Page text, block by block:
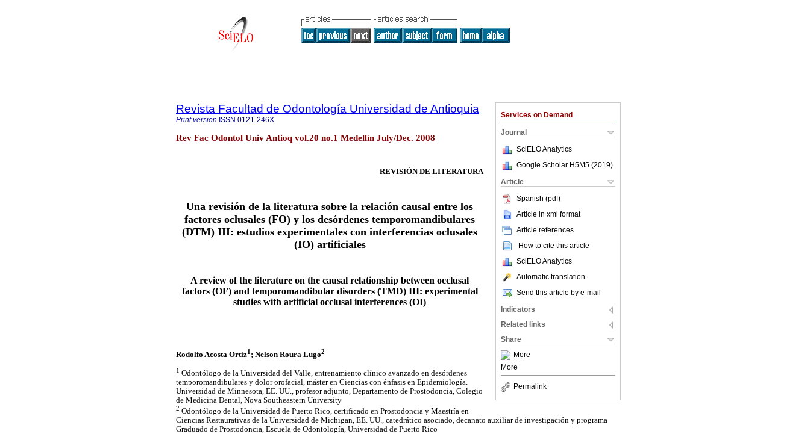
Services on Demand
Journal
SciELO Analytics
Google Scholar H5M5 (2019)
Article
Spanish (pdf)
Article in xml format
Article references
How to cite this article
SciELO Analytics
Automatic translation
Send this article by e-mail
Indicators
Related links
Share
More
More
Permalink
Revista Facultad de Odontología Universidad de Antioquia
Print version ISSN 0121-246X
Rev Fac Odontol Univ Antioq vol.20 no.1 Medellín July/Dec. 2008
REVISIÓN DE LITERATURA
Una revisión de la literatura sobre la relación causal entre los
factores oclusales (FO) y los desórdenes temporomandibulares
(DTM) III: estudios experimentales con interferencias oclusales
(IO) artificiales
A review of the literature on the causal relationship between occlusal
factors (OF) and temporomandibular disorders (TMD) III: experimental
studies with artificial occlusal interferences (OI)
Rodolfo Acosta Ortiz1 ; Nelson Roura Lugo2
1 Odontólogo de la Universidad del Valle, entrenamiento clínico avanzado en desórdenes
temporomandibulares y dolor orofacial, máster en Ciencias con énfasis en Epidemiología.
Universidad de Minnesota, EE. UU., profesor adjunto, Departamento de Prostodoncia, Colegio
de Medicina Dental, Nova Southeastern University
2 Odontólogo de la Universidad de Puerto Rico, certificado en Prostodoncia y Maestría en
Ciencias Restaurativas de la Universidad de Michigan, EE. UU., catedrático asociado, decanato auxiliar de investigación y programa
Graduado de Prostodoncia, Escuela de Odontología, Universidad de Puerto Rico